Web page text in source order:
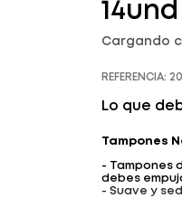
14und
Cargando
REFERENCIA:
Lo que
Tampones
- Tampones
debes
- Suave y